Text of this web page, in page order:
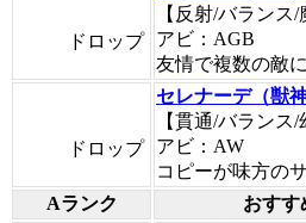
ドロップ
【反射/バランス/
アビ：AGB
友情で複数の敵
ドロップ
セレナーデ（獣神
【貫通/バランス/
アビ：AW
コピーが味方の
Aランク
おすす